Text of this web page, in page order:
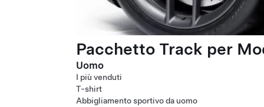
Pacchetto Track per
Uomo
I più venduti
T-shirt
Abbigliamento sportivo da uomo